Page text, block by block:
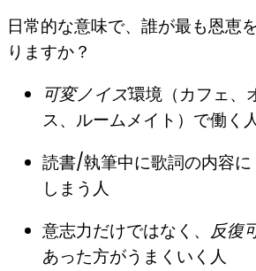
日常的な意味で、誰が最も恩恵
りますか？
可変ノイズ環境（カフェ、
ス、ルームメイト）で働く
読書/執筆中に歌詞の内容に
しまう人
意志力だけではなく、 反復
あった方がうまくいく人